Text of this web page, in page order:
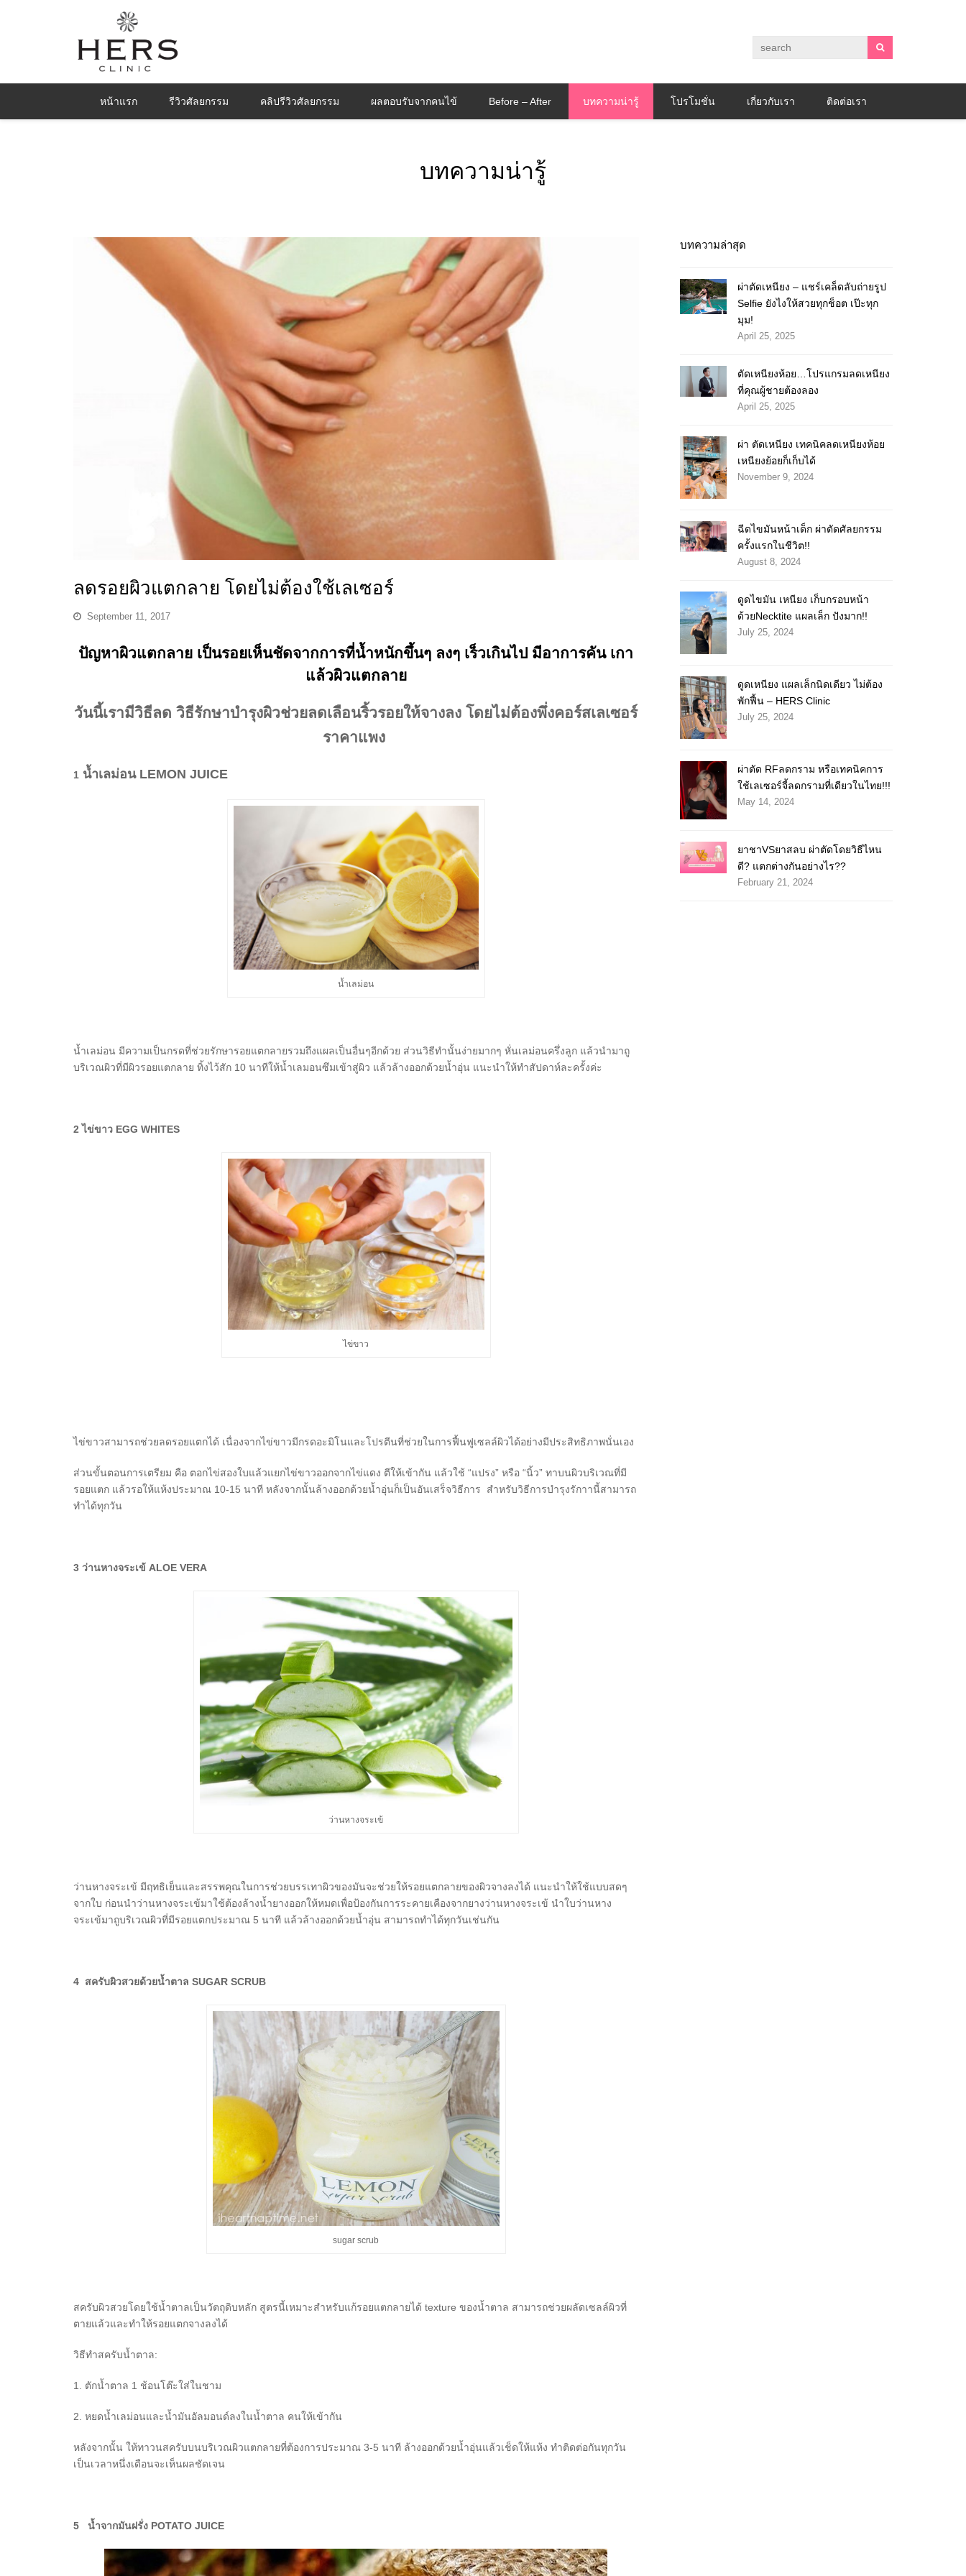
หน้าแรก รีวิวศัลยกรรม คลิปรีวิวศัลยกรรม ผลตอบรับจากคนไข้ Before – After บทความน่ารู้ โปรโมชั่น เกี่ยวกับเรา ติดต่อเรา
บทความน่ารู้
ลดรอยผิวแตกลาย โดยไม่ต้องใช้เลเซอร์
September 11, 2017
ปัญหาผิวแตกลาย เป็นรอยเห็นชัดจากการที่น้ำหนักขึ้นๆ ลงๆ เร็วเกินไป มีอาการคัน เกา
แล้วผิวแตกลาย
วันนี้เรามีวิธีลด วิธีรักษาบำรุงผิวช่วยลดเลือนริ้วรอยให้จางลง โดยไม่ต้องพึ่งคอร์สเลเซอร์
ราคาแพง
1 น้ำเลม่อน LEMON JUICE
น้ำเลม่อน
น้ำเลม่อน มีความเป็นกรดที่ช่วยรักษารอยแตกลายรวมถึงแผลเป็นอื่นๆอีกด้วย ส่วนวิธีทำนั้นง่ายมากๆ หั่นเลม่อนครึ่งลูก แล้วนำมาถู
บริเวณผิวที่มีผิวรอยแตกลาย ทิ้งไว้สัก 10 นาทีให้น้ำเลมอนซึมเข้าสู่ผิว แล้วล้างออกด้วยน้ำอุ่น แนะนำให้ทำสัปดาห์ละครั้งค่ะ
2 ไข่ขาว EGG WHITES
ไข่ขาว
ไข่ขาวสามารถช่วยลดรอยแตกได้ เนื่องจากไข่ขาวมีกรดอะมิโนและโปรตีนที่ช่วยในการฟื้นฟูเซลล์ผิวได้อย่างมีประสิทธิภาพนั่นเอง
ส่วนขั้นตอนการเตรียม คือ ตอกไข่สองใบแล้วแยกไข่ขาวออกจากไข่แดง ตีให้เข้ากัน แล้วใช้ “แปรง” หรือ “นิ้ว” ทาบนผิวบริเวณที่มี
รอยแตก แล้วรอให้แห้งประมาณ 10-15 นาที หลังจากนั้นล้างออกด้วยน้ำอุ่นก็เป็นอันเสร็จวิธีการ สำหรับวิธีการบำรุงรักาานี้สามารถ
ทำได้ทุกวัน
3 ว่านหางจระเข้ ALOE VERA
ว่านหางจระเข้
ว่านหางจระเข้ มีฤทธิเย็นและสรรพคุณในการช่วยบรรเทาผิวของมันจะช่วยให้รอยแตกลายของผิวจางลงได้ แนะนำให้ใช้แบบสดๆ
จากใบ ก่อนนำว่านหางจระเข้มาใช้ต้องล้างน้ำยางออกให้หมดเพื่อป้องกันการระคายเคืองจากยางว่านหางจระเข้ นำใบว่านหาง
จระเข้มาถูบริเวณผิวที่มีรอยแตกประมาณ 5 นาที แล้วล้างออกด้วยน้ำอุ่น สามารถทำได้ทุกวันเช่นกัน
4 สครับผิวสวยด้วยน้ำตาล SUGAR SCRUB
sugar scrub
สครับผิวสวยโดยใช้น้ำตาลเป็นวัตถุดิบหลัก สูตรนี้เหมาะสำหรับแก้รอยแตกลายได้ texture ของน้ำตาล สามารถช่วยผลัดเซลล์ผิวที่
ตายแล้วและทำให้รอยแตกจางลงได้
วิธีทำสครับน้ำตาล:
1. ตักน้ำตาล 1 ช้อนโต๊ะใส่ในชาม
2. หยดน้ำเลม่อนและน้ำมันอัลมอนด์ลงในน้ำตาล คนให้เข้ากัน
หลังจากนั้น ให้ทาวนสครับบนบริเวณผิวแตกลายที่ต้องการประมาณ 3-5 นาที ล้างออกด้วยน้ำอุ่นแล้วเช็ดให้แห้ง ทำติดต่อกันทุกวัน
เป็นเวลาหนึ่งเดือนจะเห็นผลชัดเจน
5 น้ำจากมันฝรั่ง POTATO JUICE
บทความล่าสุด
ผ่าตัดเหนียง – แชร์เคล็ดลับถ่ายรูป
Selfie ยังไงให้สวยทุกช็อต เป๊ะทุก
มุม!
April 25, 2025
ตัดเหนียงห้อย…โปรแกรมลดเหนียง
ที่คุณผู้ชายต้องลอง
April 25, 2025
ผ่า ตัดเหนียง เทคนิคลดเหนียงห้อย
เหนียงย้อยก็เก็บได้
November 9, 2024
ฉีดไขมันหน้าเด็ก ผ่าตัดศัลยกรรม
ครั้งแรกในชีวิต!!
August 8, 2024
ดูดไขมัน เหนียง เก็บกรอบหน้า
ด้วยNecktite แผลเล็ก ปังมาก!!
July 25, 2024
ดูดเหนียง แผลเล็กนิดเดียว ไม่ต้อง
พักฟื้น – HERS Clinic
July 25, 2024
ผ่าตัด RFลดกราม หรือเทคนิคการ
ใช้เลเซอร์จี้ลดกรามที่เดียวในไทย!!!
May 14, 2024
ยาชาVSยาสลบ ผ่าตัดโดยวิธีไหน
ดี? แตกต่างกันอย่างไร??
February 21, 2024